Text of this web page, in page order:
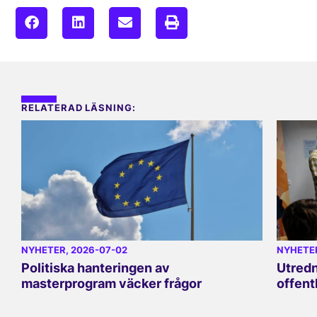
RELATERAD LÄSNING:
NYHETER, 2026-07-02
Politiska hanteringen av
masterprogram väcker frågor